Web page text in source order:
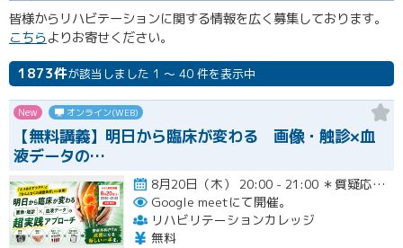
皆様からリハビテーションに関する情報を広く募集しております。
こちらよりお寄せください。
1873件が該当しました 1 ～ 40 件を表示中
New オンライン(WEB)
【無料講義】明日から臨床が変わる 画像・触診×血
液データの…
8月20日（木） 20:00 - 21:00 ＊質疑応答とアンケート回答の時間を含みます。終了時間は余裕を持っ…開催
Google meetにて開催。
リハビリテーションカレッジ
無料